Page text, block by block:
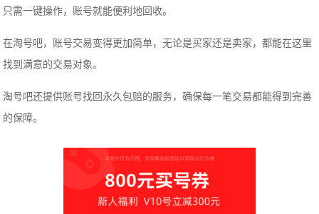
只需一键操作，账号就能便利地回收。
在淘号吧，账号交易变得更加简单，无论是买家还是卖家，都能在这里
找到满意的交易对象。
淘号吧还提供账号找回永久包赔的服务，确保每一笔交易都能得到完善
的保障。